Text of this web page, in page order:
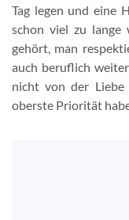
Tag legen und eine
schon viel zu lange
gehört, man
auch beruflich
nicht von der
oberste Priorität